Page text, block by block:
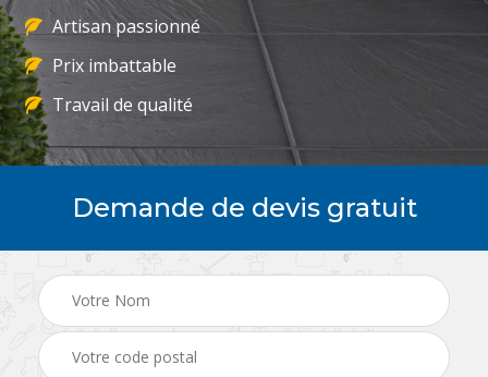
Artisan passionné
Prix imbattable
Travail de qualité
Demande de devis gratuit